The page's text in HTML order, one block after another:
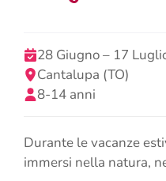
28 Giugno – 17
Cantalupa (TO)
8-14 anni
Durante le vacanze
immersi nella natura,